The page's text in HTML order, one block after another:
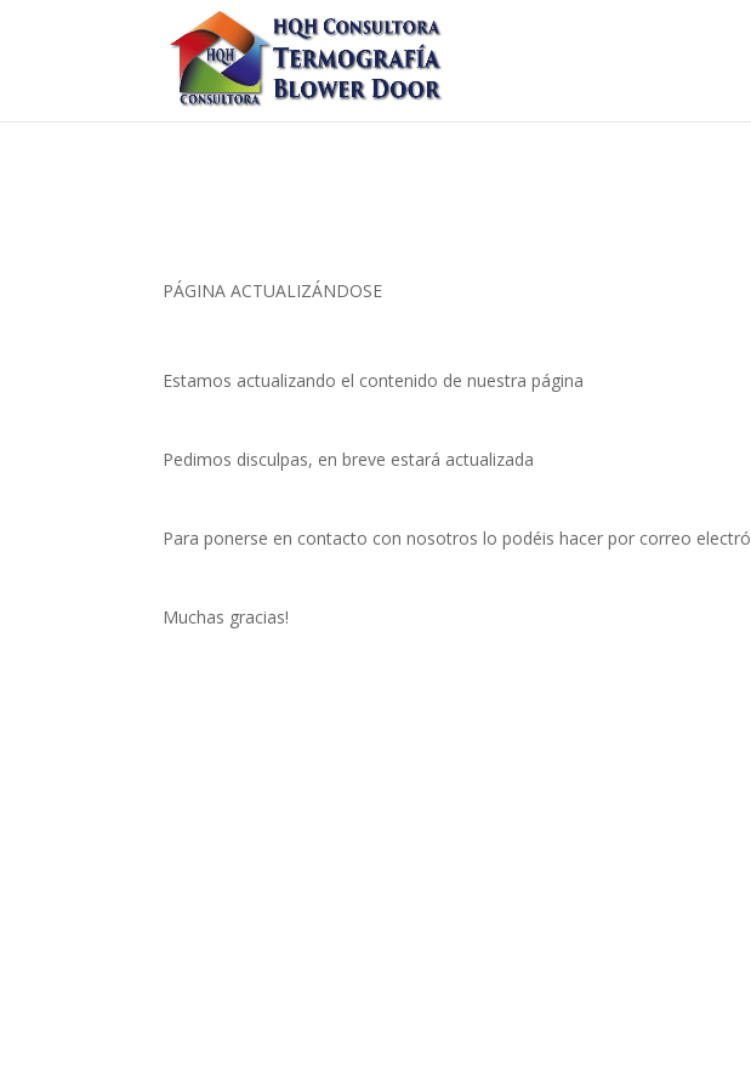
PÁGINA ACTUALIZÁNDOSE
Estamos actualizando el contenido de nuestra página
Pedimos disculpas, en breve estará actualizada
Para ponerse en contacto con nosotros lo podéis hacer por correo
Muchas gracias!